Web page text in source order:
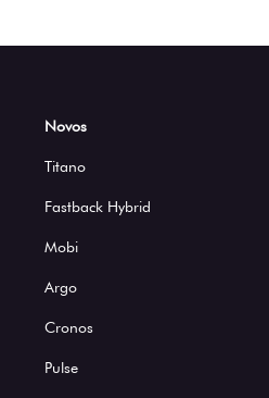
Novos
Titano
Fastback Hybrid
Mobi
Argo
Cronos
Pulse